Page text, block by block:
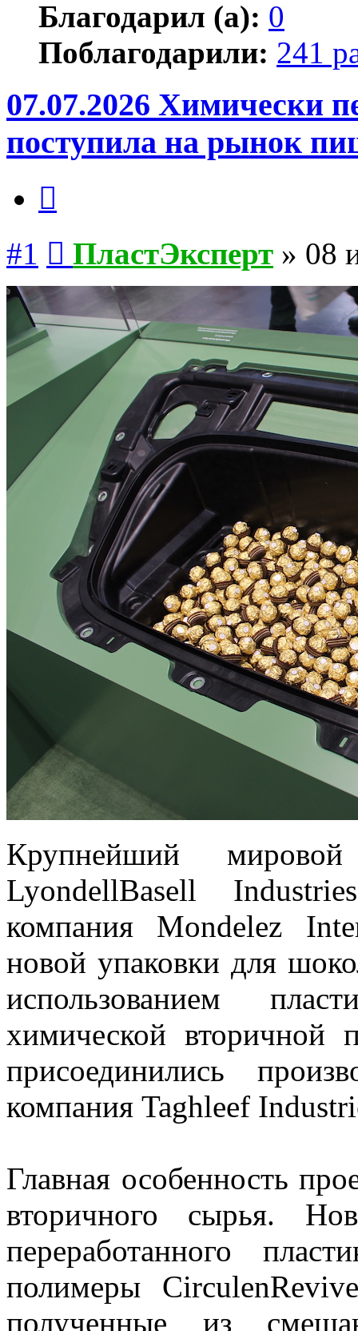
Благодарил (а): 0
Поблагодарили: 241
07.07.2026 Химически
поступила на рынок
#1 ПластЭксперт » 08
Крупнейший мировой
LyondellBasell
компания Mondelez
новой упаковки для
использованием
химической вторичной
присоединились
компания Taghleef
Главная особенность
вторичного сырья.
переработанного
полимеры
полученные из